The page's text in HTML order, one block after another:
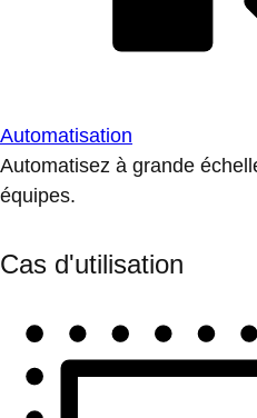
Automatisation
Automatisez à grande
équipes.
Cas d'utilisation